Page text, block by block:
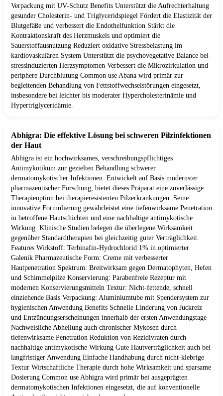
Verpackung mit UV-Schutz Benefits Unterstützt die Aufrechterhaltung
gesunder Cholesterin- und Triglyceridspiegel Fördert die Elastizität der
Blutgefäße und verbessert die Endothelfunktion Stärkt die
Kontraktionskraft des Herzmuskels und optimiert die
Sauerstoffausnutzung Reduziert oxidative Stressbelastung im
kardiovaskulären System Unterstützt die psychovegetative Balance bei
stressinduzierten Herzsymptomen Verbessert die Mikrozirkulation und
periphere Durchblutung Common use Abana wird primär zur
begleitenden Behandlung von Fettstoffwechselstörungen eingesetzt,
insbesondere bei leichter bis moderater Hypercholesterinämie und
Hypertriglyceridämie.
Abhigra: Die effektive Lösung bei schweren Pilzinfektionen
der Haut
Abhigra ist ein hochwirksames, verschreibungspflichtiges
Antimykotikum zur gezielten Behandlung schwerer
dermatomykotischer Infektionen. Entwickelt auf Basis modernster
pharmazeutischer Forschung, bietet dieses Präparat eine zuverlässige
Therapieoption bei therapieresistenten Pilzerkrankungen. Seine
innovative Formulierung gewährleistet eine tiefenwirksame Penetration
in betroffene Hautschichten und eine nachhaltige antimykotische
Wirkung. Klinische Studien belegen die überlegene Wirksamkeit
gegenüber Standardtherapien bei gleichzeitig guter Verträglichkeit.
Features Wirkstoff: Terbinafin-Hydrochlorid 1% in optimierter
Galenik Pharmazeutische Form: Creme mit verbesserter
Hautpenetration Spektrum: Breitwirksam gegen Dermatophyten, Hefen
und Schimmelpilze Konservierung: Parabenfreie Rezeptur mit
modernen Konservierungsmitteln Textur: Nicht-fettende, schnell
einziehende Basis Verpackung: Aluminiumtube mit Spendersystem zur
hygienischen Anwendung Benefits Schnelle Linderung von Juckreiz
und Entzündungserscheinungen innerhalb der ersten Anwendungstage
Nachweisliche Abheilung auch chronischer Mykosen durch
tiefenwirksame Penetration Reduktion von Rezidivraten durch
nachhaltige antimykotische Wirkung Gute Hautverträglichkeit auch bei
langfristiger Anwendung Einfache Handhabung durch nicht-klebrige
Textur Wirtschaftliche Therapie durch hohe Wirksamkeit und sparsame
Dosierung Common use Abhigra wird primär bei ausgeprägten
dermatomykotischen Infektionen eingesetzt, die auf konventionelle